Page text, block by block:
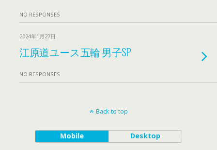
NO RESPONSES
2024年1月27日
江原道ユース五輪 男子SP
NO RESPONSES
Back to top
Mobile Desktop